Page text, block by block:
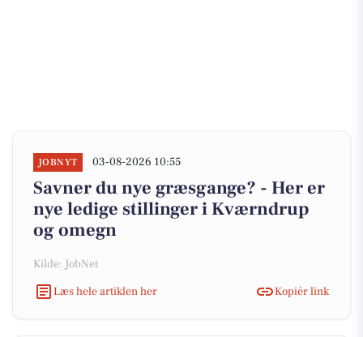
JOBNYT 03-08-2026 10:55
Savner du nye græsgange? - Her er
nye ledige stillinger i Kværndrup
og omegn
Kilde: JobNet
Læs hele artiklen her
Kopiér link